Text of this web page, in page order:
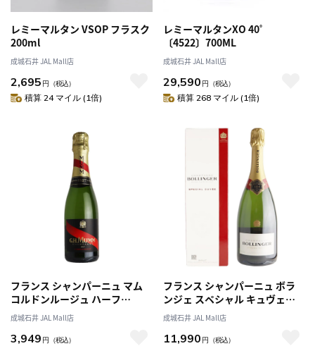
レミーマルタン VSOP フラスク
200ml
成城石井 JAL Mall店
2,695 円 （税込）
積算 24 マイル (1倍)
レミーマルタンXO 40゜
〔4522〕700ML
成城石井 JAL Mall店
29,590 円 （税込）
積算 268 マイル (1倍)
フランス シャンパーニュ マム
コルドンルージュ ハーフ
375ml | ペルノ・リカール正規
輸入品 [0084]
成城石井 JAL Mall店
3,949 円 （税込）
フランス シャンパーニュ ボラ
ンジェ スペシャル キュヴェ
750ml
成城石井 JAL Mall店
11,990 円 （税込）